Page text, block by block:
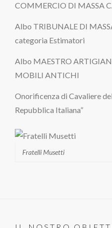
COMMERCIO DI MASSA
Albo TRIBUNALE DI
categoria Estimatori
Albo MAESTRO
MOBILI ANTICHI
Onorificenza di Cavaliere
Repubblica Italiana”
Fratelli Musetti